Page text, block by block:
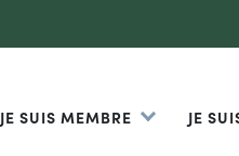
JE SUIS MEMBRE JE